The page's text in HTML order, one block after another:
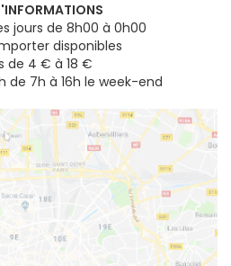
jours de 8h00 à 0h00
disponibles
de 4 € à 18 €
de 7h à 16h le week-end